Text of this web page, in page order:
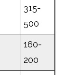
315-
500
160-
200